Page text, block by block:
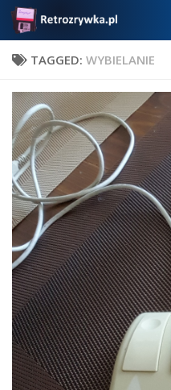
Skip to content
TAGGED: WYBIELANIE